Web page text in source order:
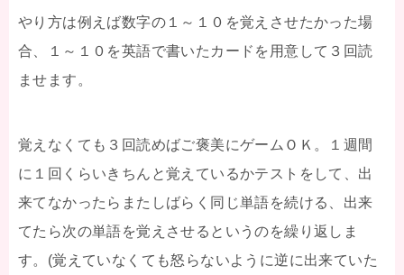
やり方は例えば数字の１～１０を覚えさせたかった場
合、１～１０を英語で書いたカードを用意して３回読
ませます。
覚えなくても３回読めばご褒美にゲームＯＫ。１週間
に１回くらいきちんと覚えているかテストをして、出
来てなかったらまたしばらく同じ単語を続ける、出来
てたら次の単語を覚えさせるというのを繰り返しま
す。(覚えていなくても怒らないように逆に出来ていた